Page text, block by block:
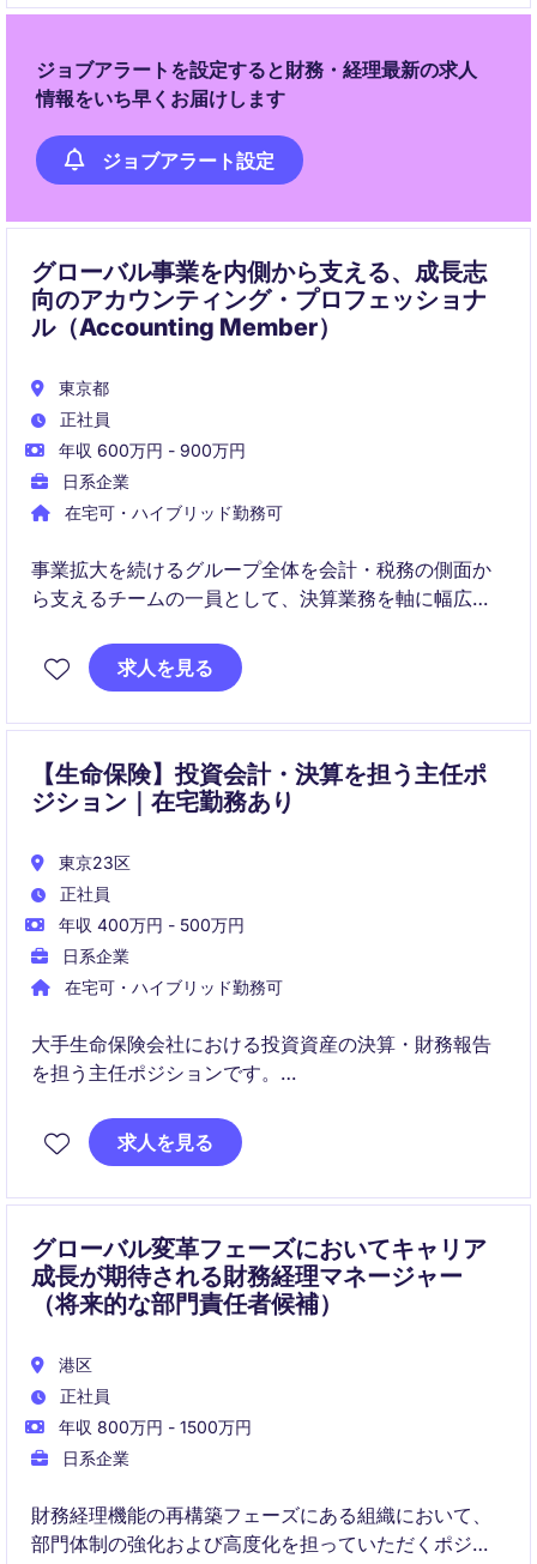
ジョブアラートを設定すると財務・経理最新の求人
情報をいち早くお届けします
ジョブアラート設定
グローバル事業を内側から支える、成長志
向のアカウンティング・プロフェッショナ
ル（Accounting Member）
東京都
正社員
年収 600万円 - 900万円
日系企業
在宅可・ハイブリッド勤務可
事業拡大を続けるグループ全体を会計・税務の側面か
ら支えるチームの一員として、決算業務を軸に幅広い
日々の実務に加え、新規事業や複雑なスキーム検討に
求人を見る
【生命保険】投資会計・決算を担う主任ポ
ジション｜在宅勤務あり
東京23区
正社員
年収 400万円 - 500万円
日系企業
在宅可・ハイブリッド勤務可
大手生命保険会社における投資資産の決算・財務報告
を担う主任ポジションです。
日本基準の投資会計に加え、監査対応やグローバル本
社との連携を通じて専門性を高めていただきます。
求人を見る
グローバル変革フェーズにおいてキャリア
成長が期待される財務経理マネージャー
（将来的な部門責任者候補）
港区
正社員
年収 800万円 - 1500万円
日系企業
財務経理機能の再構築フェーズにある組織において、
部門体制の強化および高度化を担っていただくポジシ